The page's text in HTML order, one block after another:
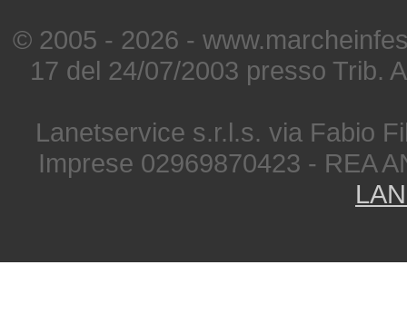
© 2005 - 2026 -
17 del 24/07/2003 presso Trib.
Lanetservice s.r.l.s. via Fabio
Imprese 02969870423 - REA